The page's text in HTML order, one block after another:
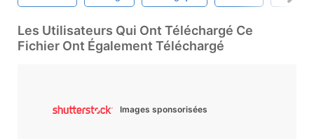
Les Utilisateurs Qui Ont Téléchargé Ce
Fichier Ont Également Téléchargé
Images sponsorisées